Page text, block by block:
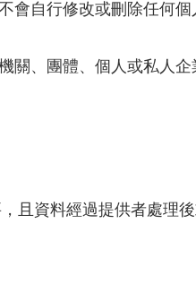
會自行修改或刪除任何
、團體、個人或私人企
且資料經過提供者處理